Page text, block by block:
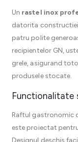
Un rastel inox
datorita
patru polite
recipientelor GN,
grele, asigurand
produsele stocate.
Raftul gastronomic
este proiectat
Designul deschis